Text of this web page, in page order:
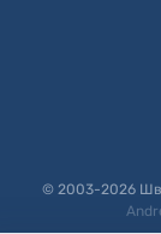
© 2003-2026